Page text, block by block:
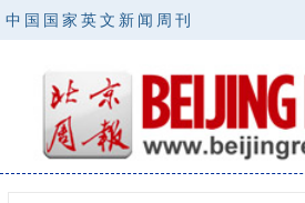
中国国家英文新闻周刊